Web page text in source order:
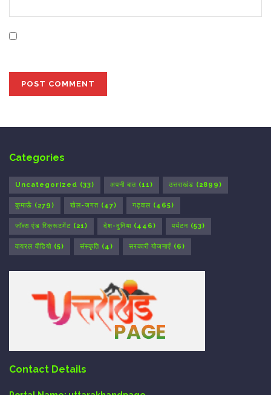
Categories
Uncategorized (33) अपनी बात (11) उत्तराखंड (2899)
कुमाऊँ (279) खेल-जगत (47) गढ़वाल (465)
जॉब्स एंड रिक्रूटमेंट (21) देश-दुनिया (446) पर्यटन (53)
वायरल वीडियो (5) संस्कृति (4) सरकारी योजनाएँ (6)
Contact Details